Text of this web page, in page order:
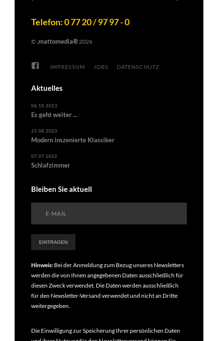
Telefon: 0 77 20 / 97 97 - 0
© .mattomedia®2026
IMPRESSUM JOBS DATENSCHUTZ
Aktuelles
06.10.2023
Es geht weiter ...
25.08.2023
Modern inszenierte Klassiker
07.07.2022
Schlafzimmer
Bleiben Sie aktuell
Hinweis: Bei der Anmeldung zum Bezug unseres Newsletters
werden die von Ihnen angegebenen Daten ausschließlich für
diesen Zweck verwendet. Die Daten werden ausschließlich
für den Newsletter-Versand verwendet und nicht an Dritte
weitergegeben.
Die Einwilligung zur Speicherung Ihrer persönlichen Daten